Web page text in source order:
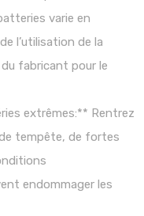
varie en
l’utilisation de la
fabricant pour le
extrêmes:** Rentrez
tempête, de fortes
endommager les